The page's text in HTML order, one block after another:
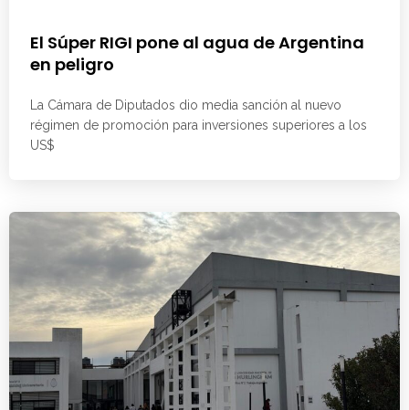
El Súper RIGI pone al agua de Argentina
en peligro
La Cámara de Diputados dio media sanción al nuevo
régimen de promoción para inversiones superiores a los
US$